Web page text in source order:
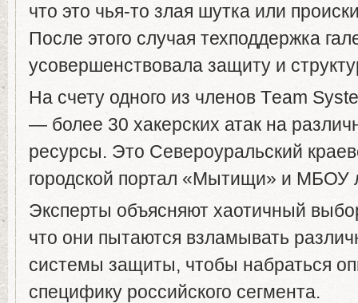
что это чья-то злая шутка или
После этого случая техподдержка
усовершенствовала защиту и
На счету одного из членов Тeam
— более 30 хакерских атак на
ресурсы. Это Североуральский
городской портал «Мытищи» и
Эксперты объясняют хаотичный
что они пытаются взламывать
системы защиты, чтобы набраться
специфику российского сегмента.